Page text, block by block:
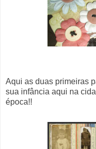
Aqui as duas primeiras
sua infância aqui na
época!!